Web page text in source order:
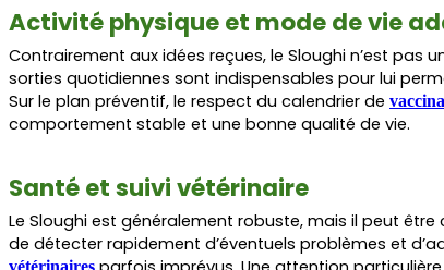
Activité physique et mode de vie
Contrairement aux idées reçues, le Sloughi n’est pas
sorties quotidiennes sont indispensables pour lui
Sur le plan préventif, le respect du calendrier de
comportement stable et une bonne qualité de vie.
Santé et suivi vétérinaire
Le Sloughi est généralement robuste, mais il peut
de détecter rapidement d’éventuels problèmes et
vétérinaires